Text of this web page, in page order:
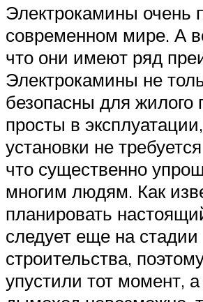
Электрокамины очень
современном мире. А
что они имеют ряд
Электрокамины не
безопасны для
просты в
установки не
что существенно
многим людям. Как
планировать
следует еще на стадии
строительства,
упустили тот момент,